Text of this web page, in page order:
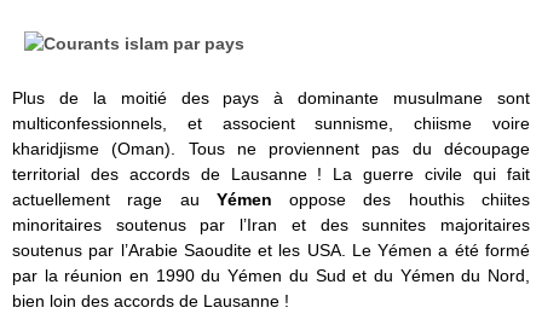
Plus de la moitié des pays à dominante musulmane sont
multiconfessionnels, et associent sunnisme, chiisme voire
kharidjisme (Oman). Tous ne proviennent pas du découpage
territorial des accords de Lausanne ! La guerre civile qui fait
actuellement rage au Yémenoppose des houthis chiites
minoritaires soutenus par l’Iran et des sunnites majoritaires
soutenus par l’Arabie Saoudite et les USA. Le Yémen a été formé
par la réunion en 1990 du Yémen du Sud et du Yémen du Nord,
bien loin des accords de Lausanne !